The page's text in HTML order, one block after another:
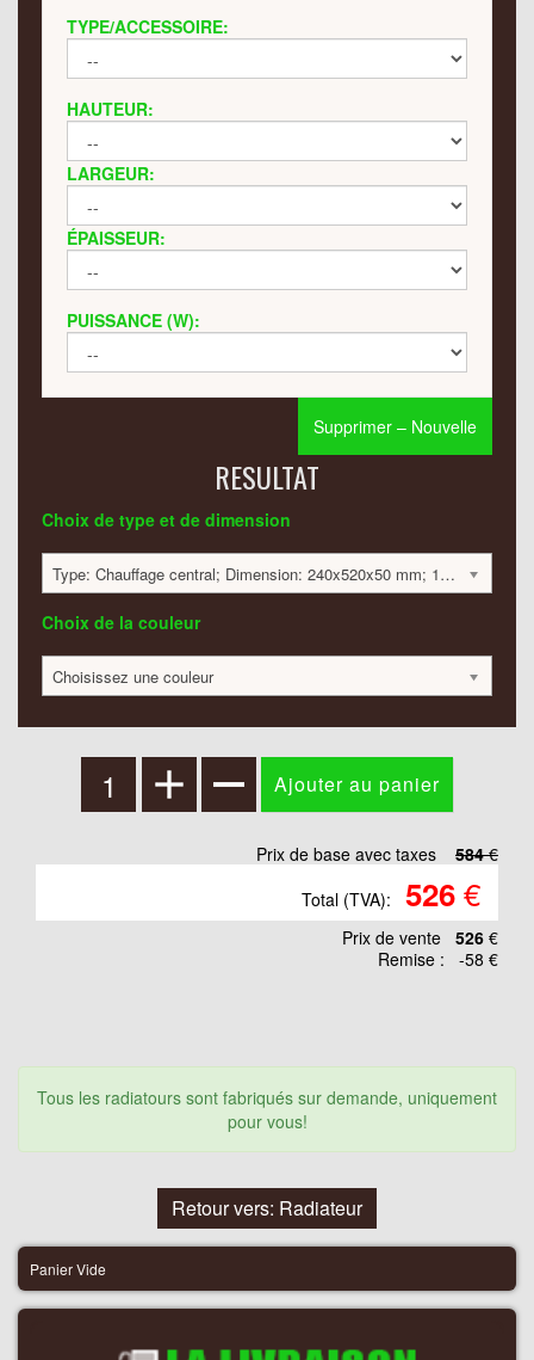
TYPE/ACCESSOIRE:
HAUTEUR:
LARGEUR:
ÉPAISSEUR:
PUISSANCE (W):
Supprimer – Nouvelle
RESULTAT
Choix de type et de dimension
Type: Chauffage central; Dimension: 240x520x50 mm; 149 Watt:; 584 €
Choix de la couleur
Choisissez une couleur
Prix de base avec taxes 584€
Total (TVA):
526€
Prix ​​de vente 526 €
Remise :
-58 €
Tous les radiatours sont fabriqués sur demande, uniquement
pour vous!
Retour vers: Radiateur
Panier Vide